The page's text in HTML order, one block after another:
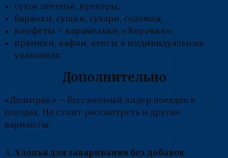
сухое печенье, крекеры;
баранки, сушки, сухари, соломка;
конфеты – карамельки, «Коровка»;
пряники, вафли, кексы в индивидуальных
упаковках.
Дополнительно
«Доширак» – бессменный лидер поездок в
поездах. Но стоит рассмотреть и другие
варианты:
Хлопья для заваривания без добавок.